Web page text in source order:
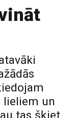
lieliem un
tas šķiet